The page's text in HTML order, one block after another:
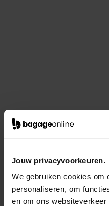
Jouw privacyvoorkeuren.
We gebruiken cookies om
personaliseren, om
en om ons